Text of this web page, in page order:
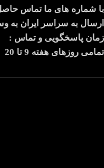
با شماره های ما تماس حاصل
ارسال به سراسر ایران به
زمان پاسخگویی و تماس :
تمامی روزهای هفته 9 تا 20